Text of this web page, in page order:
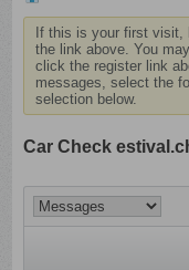
If this is your first visit,
the link above. You
click the register link
messages, select the
selection below.
Car Check